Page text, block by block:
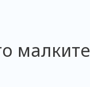
малките